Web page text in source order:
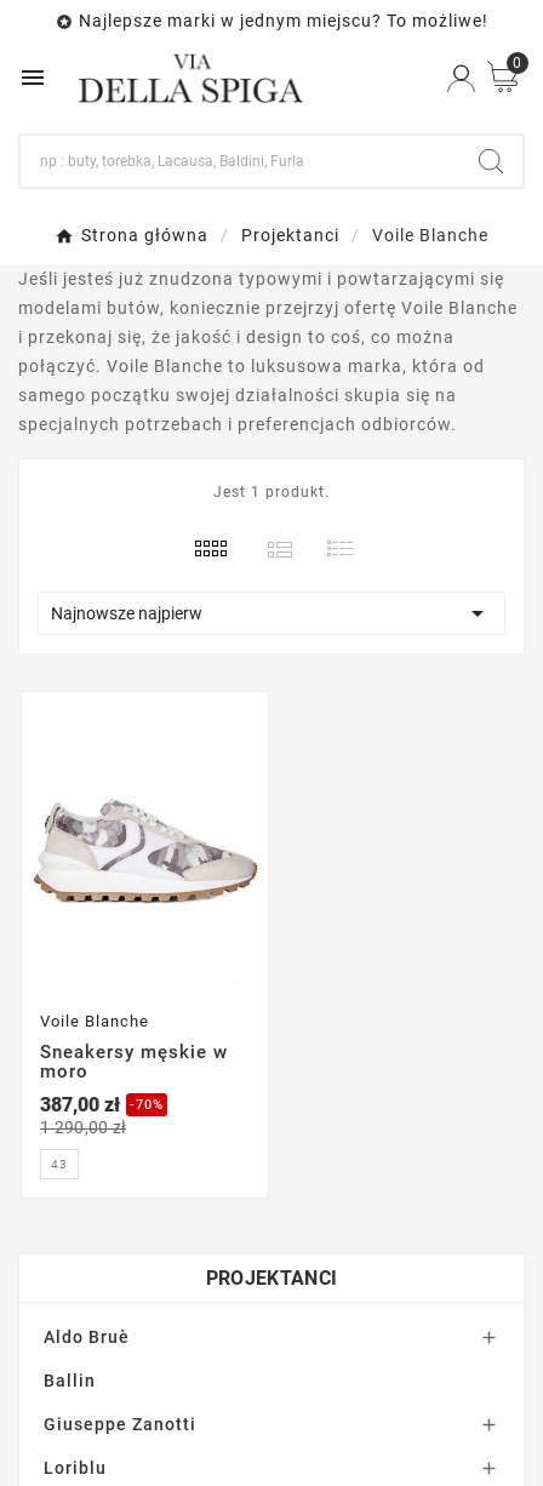
 Najlepsze marki w jednym miejscu? To możliwe!

0
Strona główna Projektanci Voile Blanche
Jeśli jesteś już znudzona typowymi i powtarzającymi się
modelami butów, koniecznie przejrzyj ofertę Voile Blanche
i przekonaj się, że jakość i design to coś, co można
połączyć. Voile Blanche to luksusowa marka, która od
samego początku swojej działalności skupia się na
specjalnych potrzebach i preferencjach odbiorców.
Jest 1 produkt.
Najnowsze najpierw 
Voile Blanche
Sneakersy męskie w
moro
387,00 zł -70%
1 290,00 zł
43
PROJEKTANCI
Aldo Bruè 
Ballin
Giuseppe Zanotti 
Loriblu 